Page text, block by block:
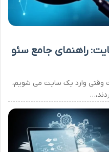
راهنمای جامع سئو
وقتی وارد یک سایت می شویم،